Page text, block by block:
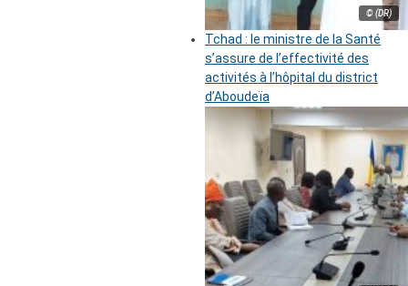
© (DR)
Tchad : le ministre de la Santé
s’assure de l’effectivité des
activités à l’hôpital du district
d’Aboudeïa